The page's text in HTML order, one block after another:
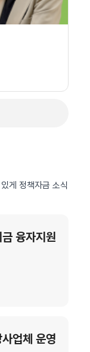
게 정책자금 소식
융자지원
업체 운영